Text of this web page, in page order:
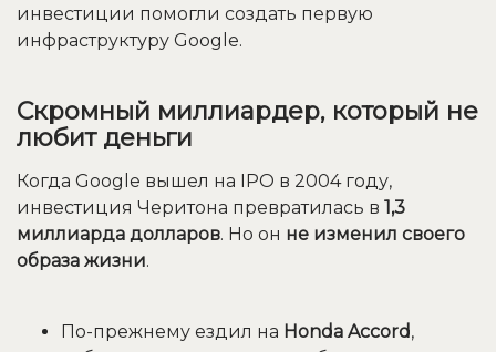
инвестиции помогли создать первую
инфраструктуру Google.
Скромный миллиардер, который не
любит деньги
Когда Google вышел на IPO в 2004 году,
инвестиция Черитона превратилась в 1,3
миллиарда долларов. Но он не изменил своего
образа жизни.
По-прежнему ездил на Honda Accord,